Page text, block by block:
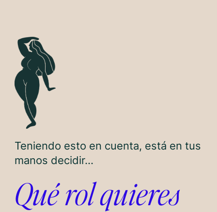
Teniendo esto en cuenta, está en tus
manos decidir...
Qué rol quieres